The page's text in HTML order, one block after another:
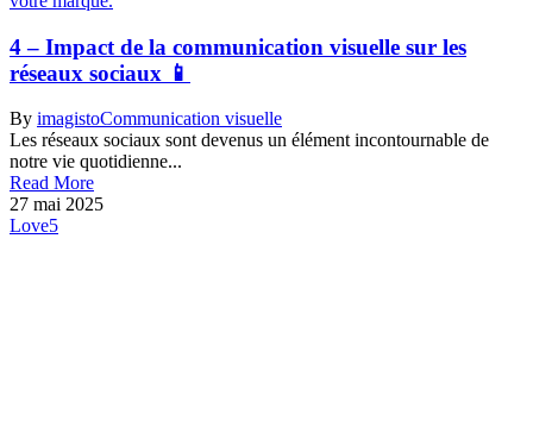
4 – Impact de la communication visuelle sur les
réseaux sociaux 📱
By imagistoCommunication visuelle
Les réseaux sociaux sont devenus un élément incontournable de
notre vie quotidienne...
Read More
27 mai 2025
Love5